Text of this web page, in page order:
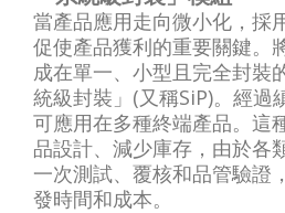
當產品應用走向微小化，採
促使產品獲利的重要關鍵。
成在單一、小型且完全封裝
統級封裝」(又稱SiP)。經過
可應用在多種終端產品。這
品設計、減少庫存，由於各
一次測試、覆核和品管驗證
發時間和成本。